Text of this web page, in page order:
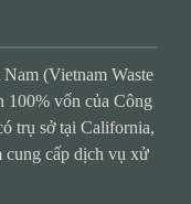
(Vietnam Waste
100% vốn của Công
trụ sở tại California,
cung cấp dịch vụ xử